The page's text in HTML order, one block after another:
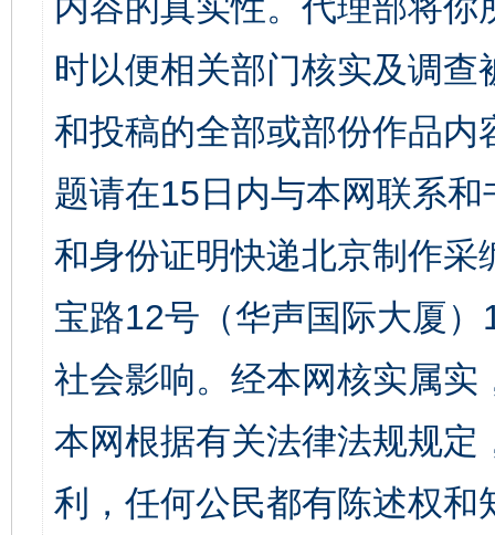
时以便相关部门核实及调
和投稿的全部或部份作品
题请在15日内与本网联系
和身份证明快递北京制作
宝路12号（华声国际大厦
社会影响。经本网核实属
本网根据有关法律法规规
利，任何公民都有陈述权